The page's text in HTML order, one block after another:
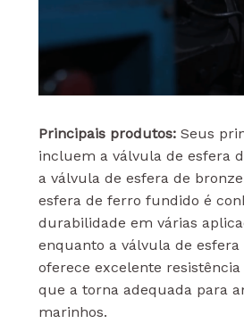
Principais produtos:Seus
incluem a válvula de esfera
a válvula de esfera de
esfera de ferro fundido é
durabilidade em várias
enquanto a válvula de esfera
oferece excelente resistência
que a torna adequada para
marinhos.